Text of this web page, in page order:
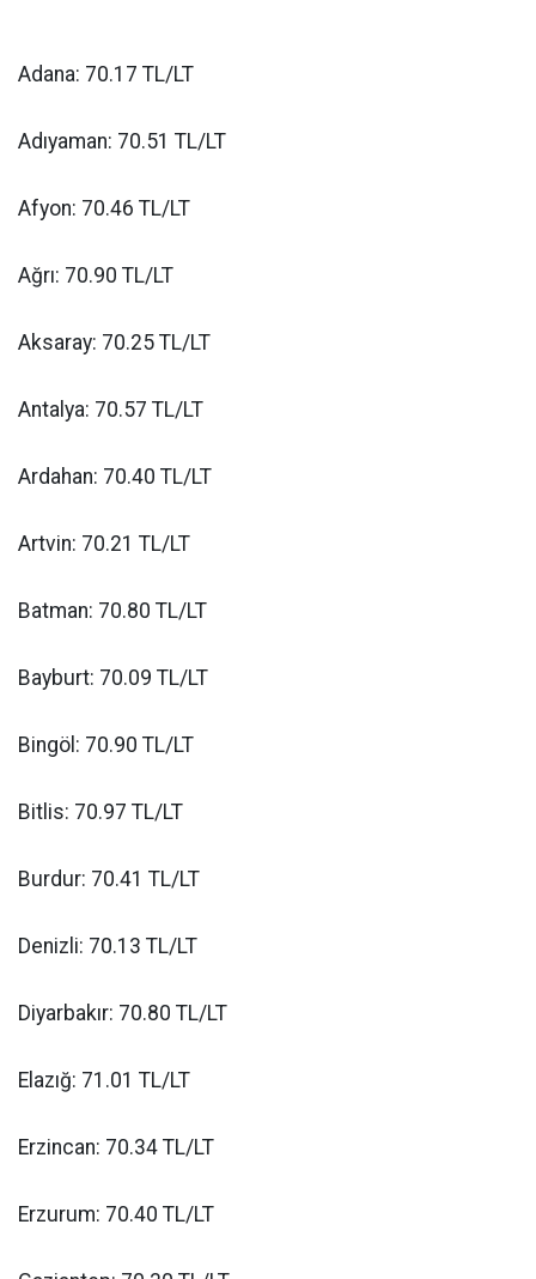
Adana: 70.17 TL/LT
Adıyaman: 70.51 TL/LT
Afyon: 70.46 TL/LT
Ağrı: 70.90 TL/LT
Aksaray: 70.25 TL/LT
Antalya: 70.57 TL/LT
Ardahan: 70.40 TL/LT
Artvin: 70.21 TL/LT
Batman: 70.80 TL/LT
Bayburt: 70.09 TL/LT
Bingöl: 70.90 TL/LT
Bitlis: 70.97 TL/LT
Burdur: 70.41 TL/LT
Denizli: 70.13 TL/LT
Diyarbakır: 70.80 TL/LT
Elazığ: 71.01 TL/LT
Erzincan: 70.34 TL/LT
Erzurum: 70.40 TL/LT